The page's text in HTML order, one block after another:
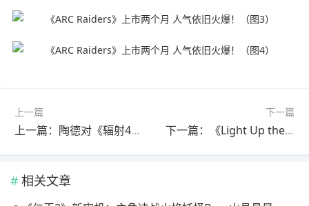
上一篇
上一篇：陶德对《辐射4》最令人印象深刻的Mod毫无兴趣
下一篇
下一篇：《Light Up the Dark》新预告 饥荒画风环世界？
相关文章